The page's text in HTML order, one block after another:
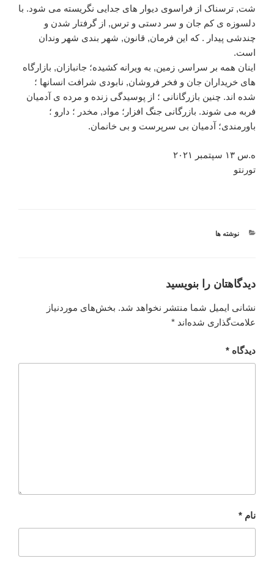
شت, ترسناک از فراسوی دیوار های جدایی نگریسته می شود. با
دلسوزه ی کم جان و سر دستی و ترس, از گرفتار شدن و
چندشی پیدار . که این فرمان, قانون, شهر بندی شهر وندان
است.
اینان همه بر سراسر, زمین, به ویرانه کشیده؛ جانبازان, بازارگاه
های خریداران جان و فخر فروشان, نابودی شرافت انسانها ؛
شده اند. چنین بازرگانانی ؛ از پوسیدگی زنده و مرده ی آدمیان
فربه می شوند. بازرگانی جنگ افزار؛ مواد, مخدر ؛ دارو ؛
باورمندی؛ آدمیان بی سرپرست و بی خانمان.
ه.س ۱۳ سپتمبر ۲۰۲۱
تورنتو
دسته‌ها
نوشته ها
دیدگاهتان را بنویسید
نشانی ایمیل شما منتشر نخواهد شد. بخش‌های موردنیاز
علامت‌گذاری شده‌اند *
دیدگاه *
نام *